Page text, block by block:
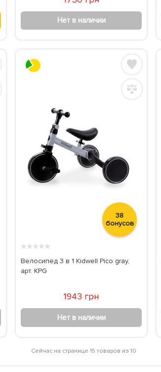
Нет в наличии
38
бонусов
★★★★★
Велосипед 3 в 1 Kidwell Pico gray,
арт. KPG
1943 грн
Нет в наличии
Сейчас на странице 15 товаров из 10